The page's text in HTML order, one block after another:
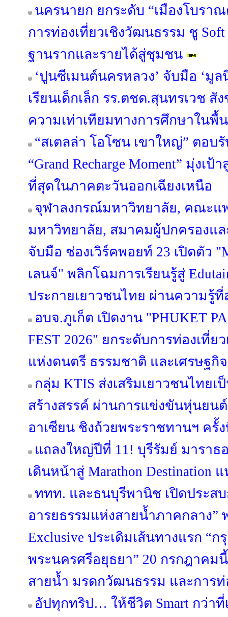
นครนายก ยกระดับ “เมืองโบรา
การท่องเที่ยวเชิงวัฒนธรรม ชู Soft
ฐานรากและรายได้สู่ชุมชน
‘ปูนซีเมนต์นครหลวง’ จับมือ ‘มู
เรียนเด็กเล็ก รร.ตชด.สุนทรเวช สั
ความเท่าเทียมทางการศึกษาในพื้
“สเตลล่า โอโซน เขาใหญ่” ตอบ
“Grand Recharge Moment” มุ่งเป้
ที่สุดในภาคตะวันออกเฉียงเหนือ
จุฬาลงกรณ์มหาวิทยาลัย, คณะแ
มหาวิทยาลัย, สมาคมผู้ปกครองแล
จับมือ ช่องเวิร์คพอยท์ 23 เปิดตัว
เลนจ์" พลิกโฉมการเรียนรู้สู่
ประกายเยาวชนไทย ผ่านความรู้ที่
อบจ.ภูเก็ต เปิดงาน "PHUKET
FEST 2026" ยกระดับการท่องเที่ย
แห่งดนตรี ธรรมชาติ และเศรษฐกิ
กลุ่ม KTIS ส่งเสริมเยาวชนไทย
สร้างสรรค์ ผ่านการแข่งขันหุ่นยน
อาเซียน ชิงถ้วยพระราชทานฯ ครั้
แถลงใหญ่ปีที่ 11! บุรีรัมย์ มาราธ
เดินหน้าสู่ Marathon Destination แ
ททท. และธนบุรีพานิช เปิดประสบ
อารยธรรมแห่งสายน้ำภาคกลาง”
Exclusive ประเดิมเส้นทางแรก “ก
พระนครศรีอยุธยา” 20 กรกฎาคม
สายน้ำ มรดกวัฒนธรรม และการท่
อัปทุกทริป… ให้ชีวิต Smart กว่าที่